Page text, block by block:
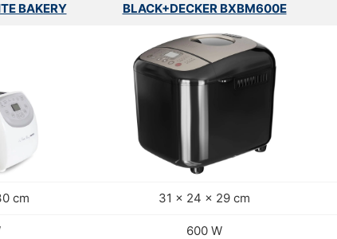
BAKERY BLACK+DECKER BXBM600E
cm 31 x 24 x 29 cm
600 W